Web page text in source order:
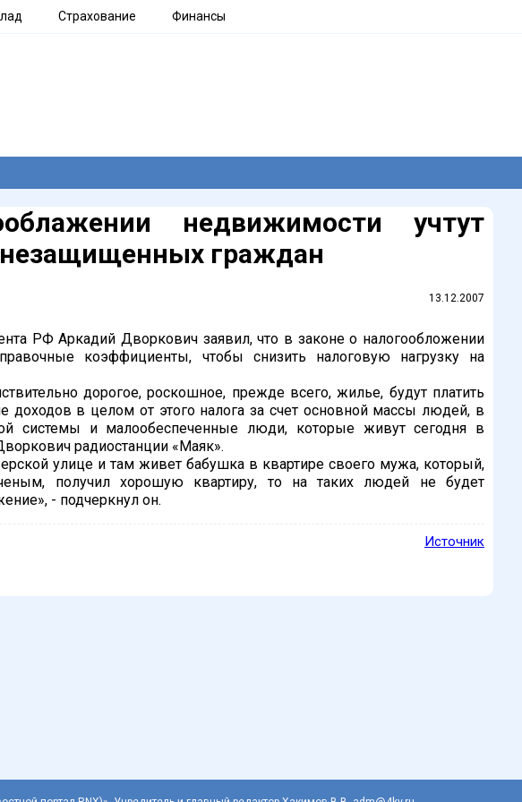
Страхование Финансы
недвижимости учтут
граждан
13.12.2007
РФ Аркадий Дворкович заявил, что в законе о налогообложении
коэффициенты, чтобы снизить налоговую нагрузку на
дорогое, роскошное, прежде всего, жилье, будут платить
в целом от этого налога за счет основной массы людей, в
системы и малообеспеченные люди, которые живут сегодня в
радиостанции «Маяк».
улице и там живет бабушка в квартире своего мужа, который,
получил хорошую квартиру, то на таких людей не будет
- подчеркнул он.
Источник